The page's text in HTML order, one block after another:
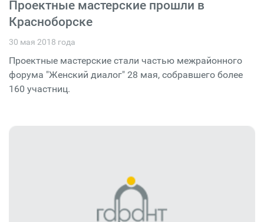
Проектные мастерские прошли в
Красноборске
30 мая 2018 года
Проектные мастерские стали частью межрайонного
форума "Женский диалог" 28 мая, собравшего более
160 участниц.